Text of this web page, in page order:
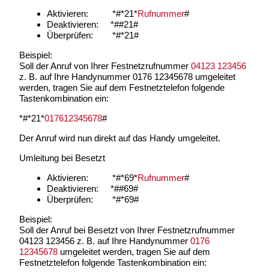
Aktivieren: *#*21*Rufnummer#
Deaktivieren: *##21#
Überprüfen: *#*21#
Beispiel:
Soll der Anruf von Ihrer Festnetzrufnummer 04123 123456
z. B. auf Ihre Handynummer 0176 12345678 umgeleitet
werden, tragen Sie auf dem Festnetztelefon folgende
Tastenkombination ein:
*#*21*017612345678#
Der Anruf wird nun direkt auf das Handy umgeleitet.
Umleitung bei Besetzt
Aktivieren: *#*69*Rufnummer#
Deaktivieren: *##69#
Überprüfen: *#*69#
Beispiel:
Soll der Anruf bei Besetzt von Ihrer Festnetzrufnummer
04123 123456 z. B. auf Ihre Handynummer 0176
12345678 umgeleitet werden, tragen Sie auf dem
Festnetztelefon folgende Tastenkombination ein: